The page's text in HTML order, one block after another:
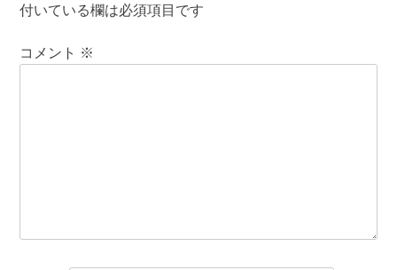
付いている欄は必須項目です
コメント ※